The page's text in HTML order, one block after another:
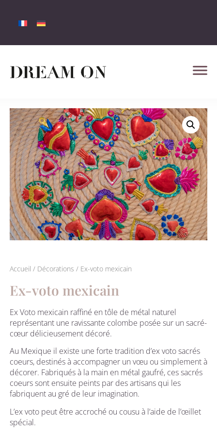
Accueil / Décorations / Ex-voto mexicain
Ex-voto mexicain
Ex Voto mexicain raffiné en tôle de métal naturel
représentant une ravissante colombe posée sur un sacré-
cœur délicieusement décoré.
Au Mexique il existe une forte tradition d’ex voto sacrés
coeurs, destinés à accompagner un vœu ou simplement à
décorer. Fabriqués à la main en métal gaufré, ces sacrés
coeurs sont ensuite peints par des artisans qui les
fabriquent au gré de leur imagination.
L’ex voto peut être accroché ou cousu à l’aide de l’œillet
spécial.